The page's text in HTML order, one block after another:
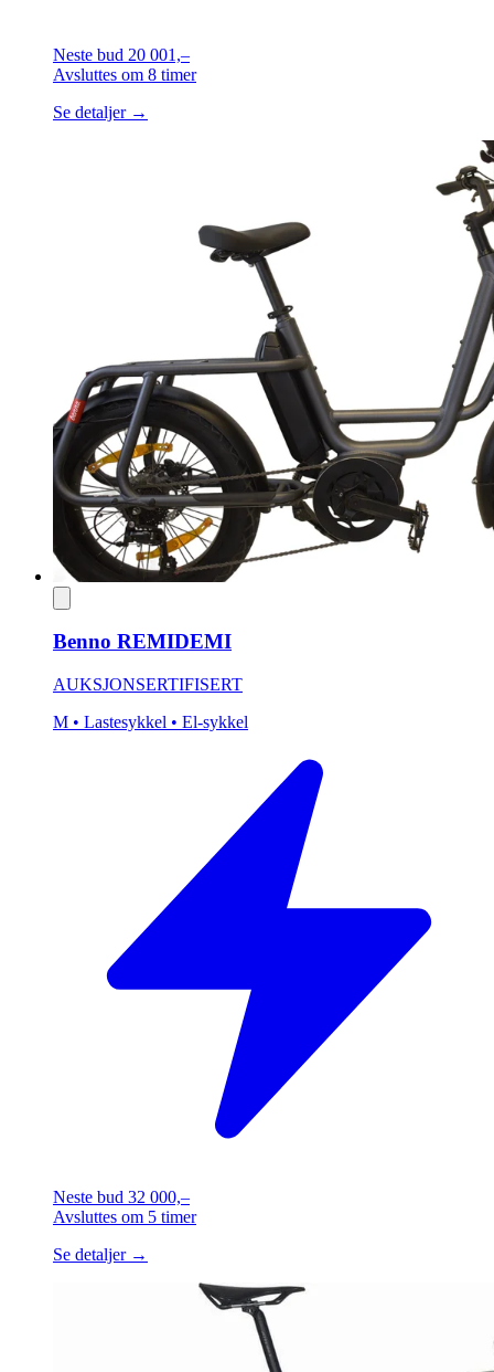
Neste bud 20 001,–
Avsluttes om 8 timer
Se detaljer →
Benno REMIDEMI
AUKSJONSERTIFISERT
M • Lastesykkel • El-sykkel
Neste bud 32 000,–
Avsluttes om 5 timer
Se detaljer →